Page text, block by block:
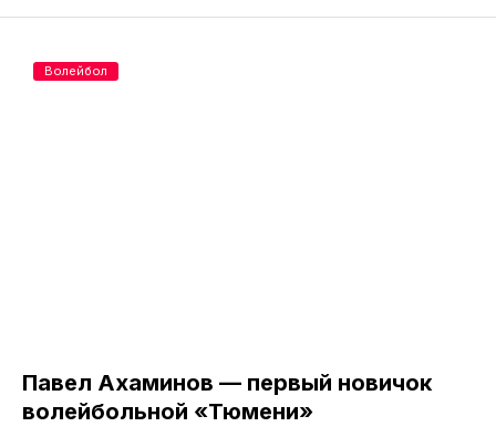
Павел Ахаминов — первый новичок
волейбольной «Тюмени»
Волейбол